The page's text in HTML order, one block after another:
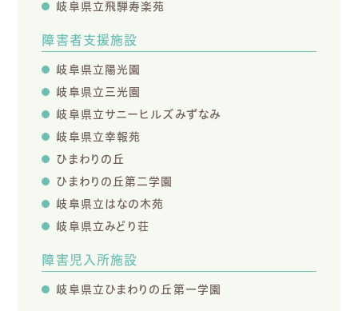
岐阜県立飛騨寿楽苑
障害者支援施設
岐阜県立陽光園
岐阜県立三光園
岐阜県立サニーヒルズみずなみ
岐阜県立幸報苑
ひまわりの丘
ひまわりの丘第二学園
岐阜県立はなの木苑
岐阜県立みどり荘
障害児入所施設
岐阜県立ひまわりの丘第一学園